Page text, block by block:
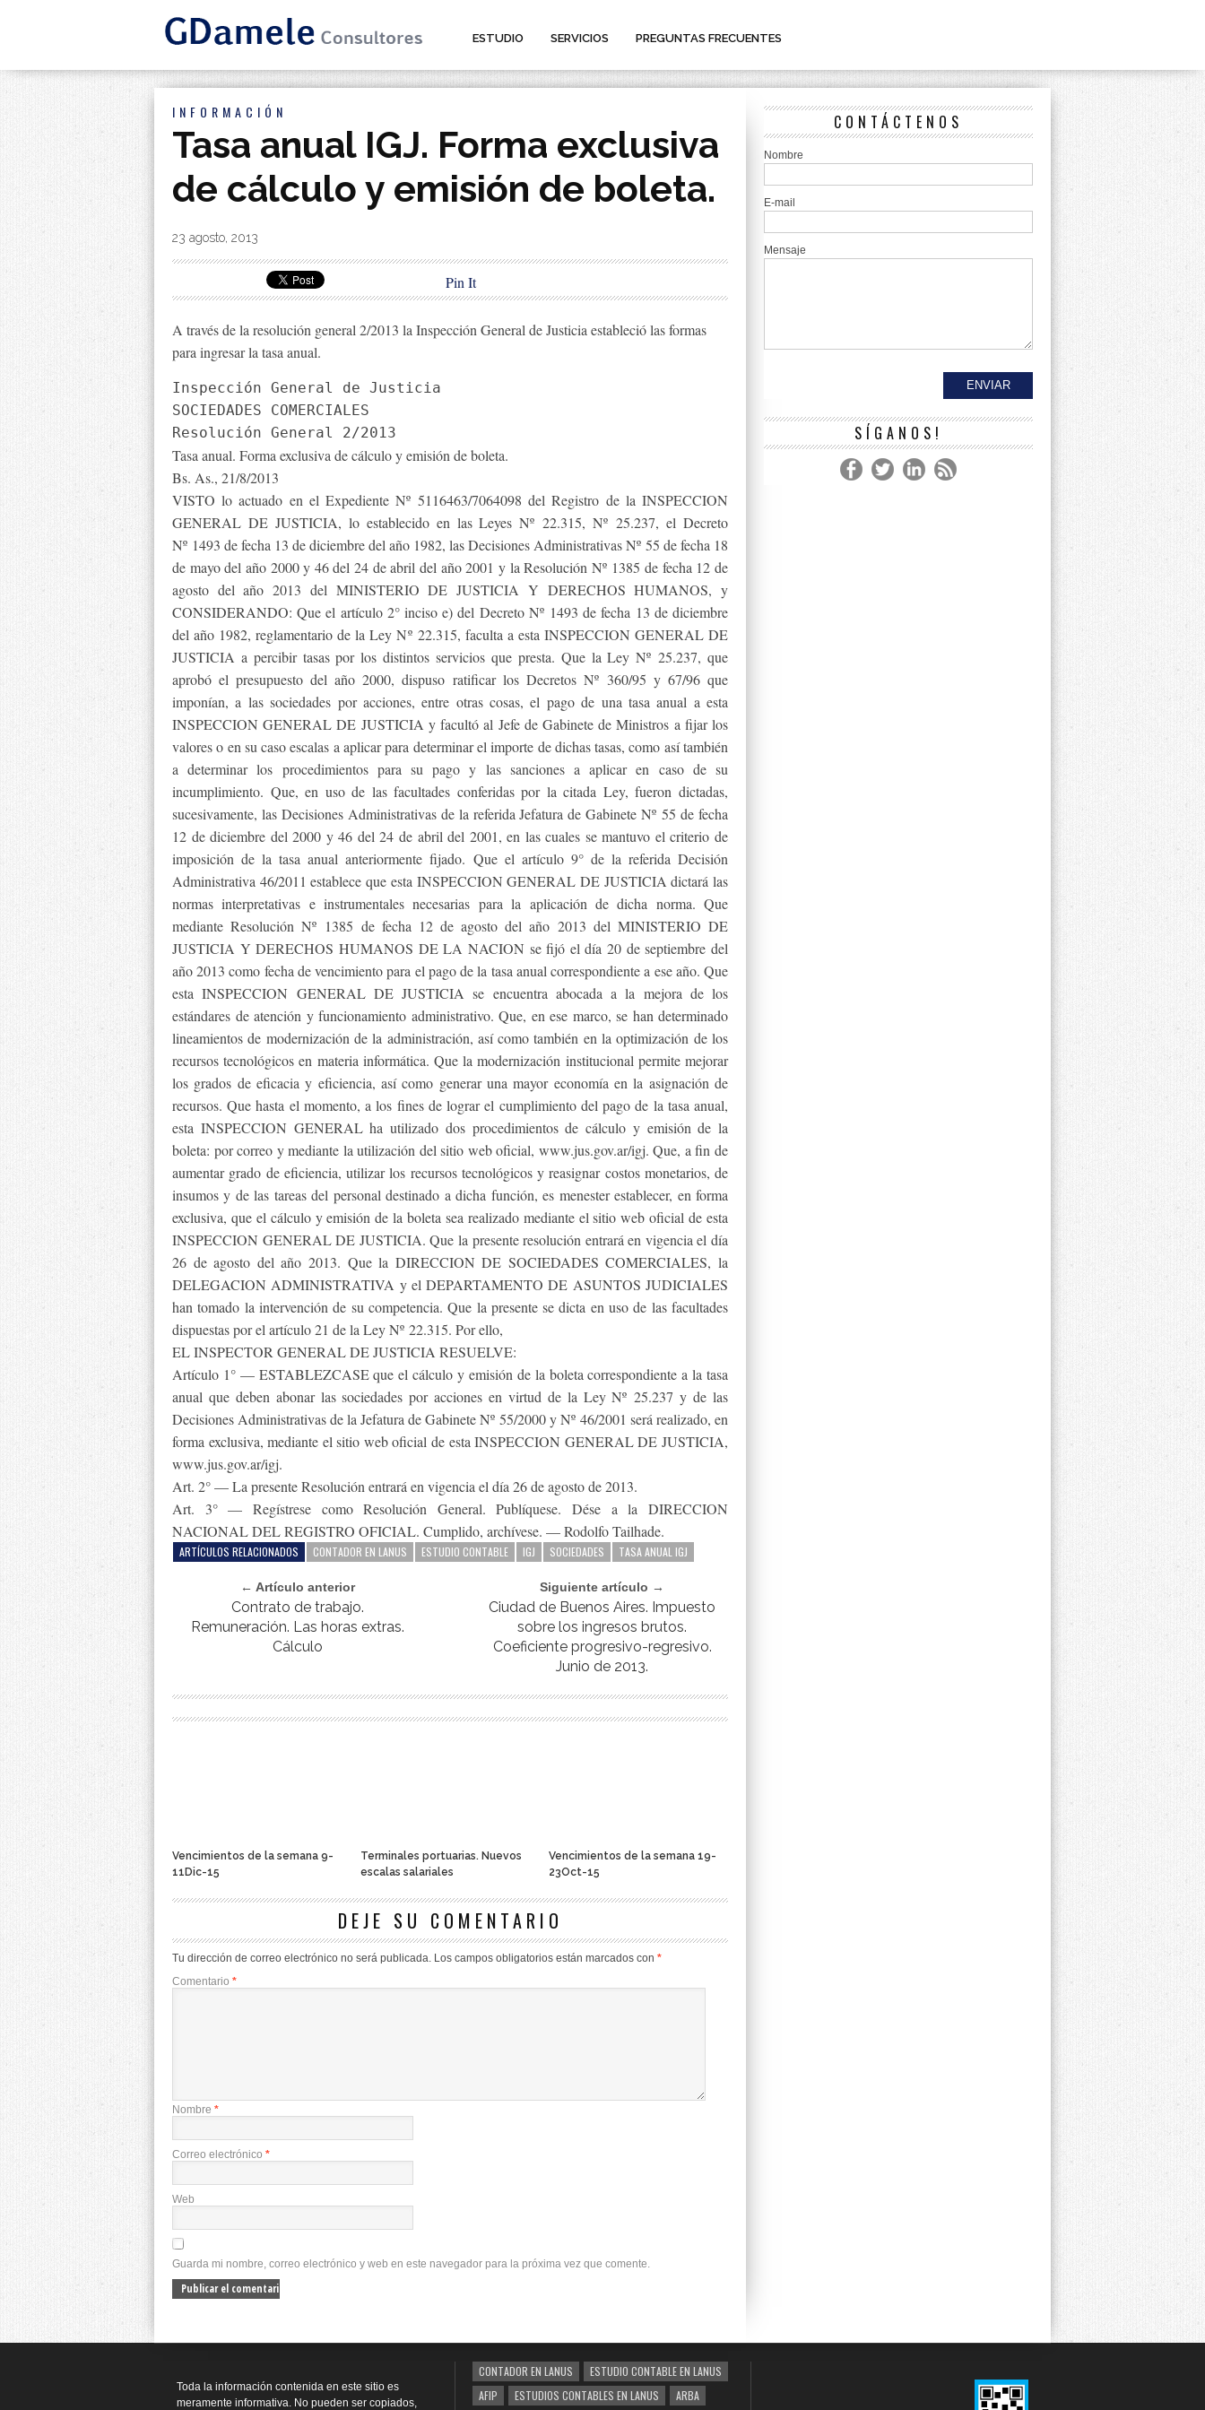
ESTUDIO SERVICIOS PREGUNTAS FRECUENTES
INFORMACIÓN
Tasa anual IGJ. Forma exclusiva
de cálculo y emisión de boleta.
By|
23 agosto, 2013
Pin It
A través de la resolución general 2/2013 la Inspección General de Justicia estableció las formas
para ingresar la tasa anual.
Inspección General de Justicia
SOCIEDADES COMERCIALES
Resolución General 2/2013
Tasa anual. Forma exclusiva de cálculo y emisión de boleta.
Bs. As., 21/8/2013
VISTO lo actuado en el Expediente Nº 5116463/7064098 del Registro de la INSPECCION
GENERAL DE JUSTICIA, lo establecido en las Leyes Nº 22.315, Nº 25.237, el Decreto
Nº 1493 de fecha 13 de diciembre del año 1982, las Decisiones Administrativas Nº 55 de fecha 18
de mayo del año 2000 y 46 del 24 de abril del año 2001 y la Resolución Nº 1385 de fecha 12 de
agosto del año 2013 del MINISTERIO DE JUSTICIA Y DERECHOS HUMANOS, y
CONSIDERANDO: Que el artículo 2° inciso e) del Decreto Nº 1493 de fecha 13 de diciembre
del año 1982, reglamentario de la Ley Nº 22.315, faculta a esta INSPECCION GENERAL DE
JUSTICIA a percibir tasas por los distintos servicios que presta. Que la Ley Nº 25.237, que
aprobó el presupuesto del año 2000, dispuso ratificar los Decretos Nº 360/95 y 67/96 que
imponían, a las sociedades por acciones, entre otras cosas, el pago de una tasa anual a esta
INSPECCION GENERAL DE JUSTICIA y facultó al Jefe de Gabinete de Ministros a fijar los
valores o en su caso escalas a aplicar para determinar el importe de dichas tasas, como así también
a determinar los procedimientos para su pago y las sanciones a aplicar en caso de su
incumplimiento. Que, en uso de las facultades conferidas por la citada Ley, fueron dictadas,
sucesivamente, las Decisiones Administrativas de la referida Jefatura de Gabinete Nº 55 de fecha
12 de diciembre del 2000 y 46 del 24 de abril del 2001, en las cuales se mantuvo el criterio de
imposición de la tasa anual anteriormente fijado. Que el artículo 9° de la referida Decisión
Administrativa 46/2011 establece que esta INSPECCION GENERAL DE JUSTICIA dictará las
normas interpretativas e instrumentales necesarias para la aplicación de dicha norma. Que
mediante Resolución Nº 1385 de fecha 12 de agosto del año 2013 del MINISTERIO DE
JUSTICIA Y DERECHOS HUMANOS DE LA NACION se fijó el día 20 de septiembre del
año 2013 como fecha de vencimiento para el pago de la tasa anual correspondiente a ese año. Que
esta INSPECCION GENERAL DE JUSTICIA se encuentra abocada a la mejora de los
estándares de atención y funcionamiento administrativo. Que, en ese marco, se han determinado
lineamientos de modernización de la administración, así como también en la optimización de los
recursos tecnológicos en materia informática. Que la modernización institucional permite mejorar
los grados de eficacia y eficiencia, así como generar una mayor economía en la asignación de
recursos. Que hasta el momento, a los fines de lograr el cumplimiento del pago de la tasa anual,
esta INSPECCION GENERAL ha utilizado dos procedimientos de cálculo y emisión de la
boleta: por correo y mediante la utilización del sitio web oficial, www.jus.gov.ar/igj. Que, a fin de
aumentar grado de eficiencia, utilizar los recursos tecnológicos y reasignar costos monetarios, de
insumos y de las tareas del personal destinado a dicha función, es menester establecer, en forma
exclusiva, que el cálculo y emisión de la boleta sea realizado mediante el sitio web oficial de esta
INSPECCION GENERAL DE JUSTICIA. Que la presente resolución entrará en vigencia el día
26 de agosto del año 2013. Que la DIRECCION DE SOCIEDADES COMERCIALES, la
DELEGACION ADMINISTRATIVA y el DEPARTAMENTO DE ASUNTOS JUDICIALES
han tomado la intervención de su competencia. Que la presente se dicta en uso de las facultades
dispuestas por el artículo 21 de la Ley Nº 22.315. Por ello,
EL INSPECTOR GENERAL DE JUSTICIA RESUELVE:
Artículo 1° — ESTABLEZCASE que el cálculo y emisión de la boleta correspondiente a la tasa
anual que deben abonar las sociedades por acciones en virtud de la Ley Nº 25.237 y de las
Decisiones Administrativas de la Jefatura de Gabinete Nº 55/2000 y Nº 46/2001 será realizado, en
forma exclusiva, mediante el sitio web oficial de esta INSPECCION GENERAL DE JUSTICIA,
www.jus.gov.ar/igj.
Art. 2° — La presente Resolución entrará en vigencia el día 26 de agosto de 2013.
Art. 3° — Regístrese como Resolución General. Publíquese. Dése a la DIRECCION
NACIONAL DEL REGISTRO OFICIAL. Cumplido, archívese. — Rodolfo Tailhade.
ARTÍCULOS RELACIONADOS CONTADOR EN LANUS ESTUDIO CONTABLE IGJ SOCIEDADES TASA ANUAL IGJ
← Artículo anterior
Contrato de trabajo.
Remuneración. Las horas extras.
Cálculo
Siguiente artículo →
Ciudad de Buenos Aires. Impuesto
sobre los ingresos brutos.
Coeficiente progresivo-regresivo.
Junio de 2013.
Vencimientos de la semana 9-
11Dic-15
Terminales portuarias. Nuevos
escalas salariales
Vencimientos de la semana 19-
23Oct-15
DEJE SU COMENTARIO
Tu dirección de correo electrónico no será publicada. Los campos obligatorios están marcados con *
Comentario *
Nombre *
Correo electrónico *
Web
Guarda mi nombre, correo electrónico y web en este navegador para la próxima vez que comente.
CONTÁCTENOS
Nombre
E-mail
Mensaje
SÍGANOS!
Toda la información contenida en este sitio es
meramente informativa. No pueden ser copiados,
CONTADOR EN LANUS
ESTUDIO CONTABLE EN LANUS
AFIP
ESTUDIOS CONTABLES EN LANUS ARBA